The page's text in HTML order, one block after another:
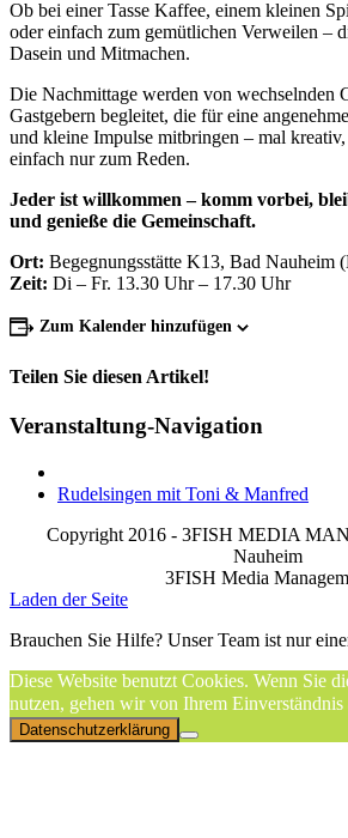
Ob bei einer Tasse Kaffee, einem kleinen
oder einfach zum gemütlichen Verweilen –
Dasein und Mitmachen.
Die Nachmittage werden von wechselnden
Gastgebern begleitet, die für eine
und kleine Impulse mitbringen – mal
einfach nur zum Reden.
Jeder ist willkommen – komm vorbei,
und genieße die Gemeinschaft.
Ort: Begegnungsstätte K13, Bad Nauheim
Zeit: Di – Fr. 13.30 Uhr – 17.30 Uhr
Zum Kalender hinzufügen
Teilen Sie diesen Artikel!
Facebook
X
Reddit
LinkedIn
WhatsApp
Telegram
Tumblr
Pinterest
Vk
Xing
Email
Veranstaltung-Navigation
Rudelsingen mit Toni & Manfred
Copyright 2016 - 3FISH MEDIA
Nauheim
3FISH Media
Laden der Seite
Brauchen Sie Hilfe? Unser Team ist nur
Diese Website benutzt Cookies. Wenn Sie
nutzen, gehen wir von Ihrem Einverständnis
Datenschutzerklärung